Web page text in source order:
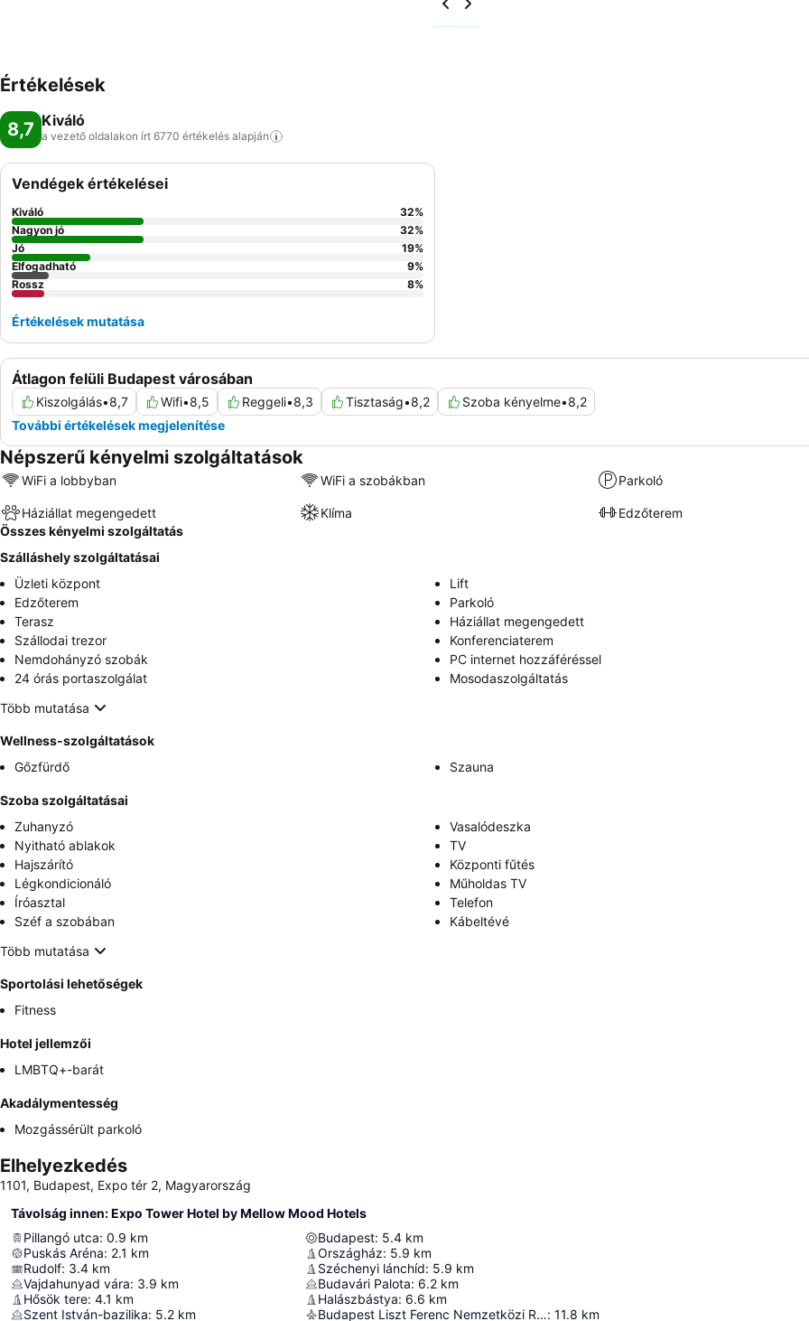
Értékelések
8,7 Kiváló
a vezető oldalakon írt 6770 értékelés alapján
Átlagon felüli Budapest városában
Kiszolgálás•8,7 Wifi•8,5 Reggeli•8,3 Tisztaság•8,2 Szoba kényelme•8,2
További értékelések megjelenítése
Vendégek értékelései
Kiváló 32%
Nagyon jó
32%
Jó
19%
Elfogadható
9%
Rossz
8%
Értékelések mutatása
Népszerű kényelmi szolgáltatások
WiFi a lobbyban WiFi a szobákban Parkoló
Háziállat megengedett Klíma
Edzőterem
Összes kényelmi szolgáltatás
Szálláshely szolgáltatásai
Üzleti központ
Lift
Edzőterem
Parkoló
Terasz
Háziállat megengedett
Szállodai trezor
Konferenciaterem
Nemdohányzó szobák
PC internet hozzáféréssel
24 órás portaszolgálat
Mosodaszolgáltatás
Több mutatása
Wellness-szolgáltatások
Gőzfürdő
Szauna
Szoba szolgáltatásai
Zuhanyzó
Vasalódeszka
Nyitható ablakok
TV
Hajszárító
Központi fűtés
Légkondicionáló
Műholdas TV
Íróasztal
Telefon
Széf a szobában
Kábeltévé
Több mutatása
Sportolási lehetőségek
Fitness
Hotel jellemzői
LMBTQ+-barát
Akadálymentesség
Mozgássérült parkoló
Elhelyezkedés
1101, Budapest, Expo tér 2, Magyarország
Távolság innen: Expo Tower Hotel by Mellow Mood Hotels
Pillangó utca: 0.9 km
Puskás Aréna: 2.1 km
Rudolf: 3.4 km
Vajdahunyad vára: 3.9 km
Hősök tere: 4.1 km
Szent István-bazilika: 5.2 km
Budapest: 5.4 km
Országház: 5.9 km
Széchenyi lánchíd: 5.9 km
Budavári Palota: 6.2 km
Halászbástya: 6.6 km
Budapest Liszt Ferenc Nemzetközi Repülőtér: 11.8 km